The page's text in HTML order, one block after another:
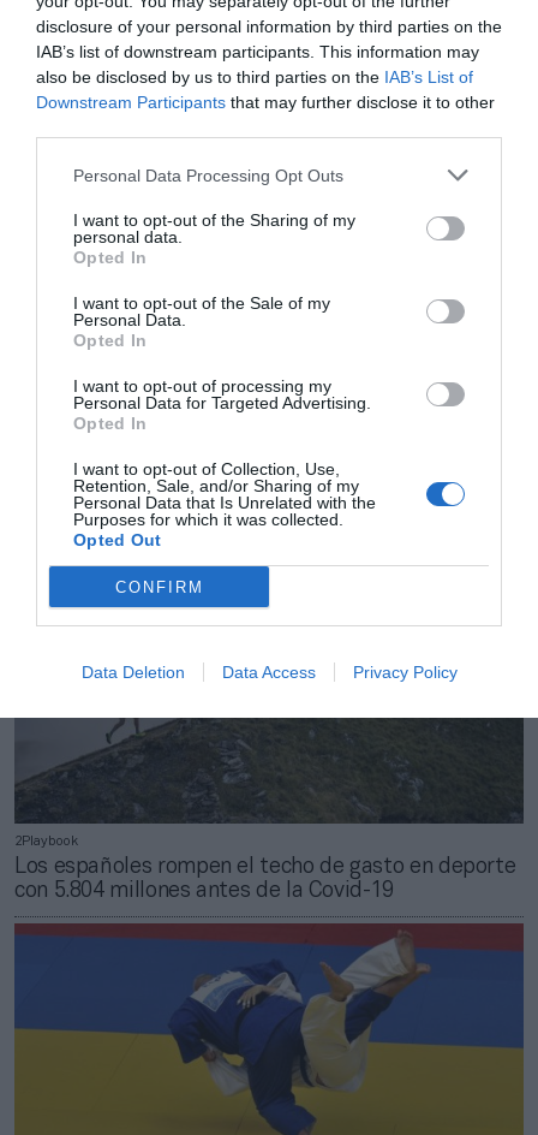
disclosure of your personal information by third parties on the
IAB’s list of downstream participants. This information may
also be disclosed by us to third parties on the IAB’s List of
Downstream Participants that may further disclose it to other
Personal Data Processing Opt Outs
I want to opt-out of the Sharing of my
personal data.
Opted In
I want to opt-out of the Sale of my
Personal Data.
Opted In
I want to opt-out of processing my
Personal Data for Targeted Advertising.
Opted In
I want to opt-out of Collection, Use,
Retention, Sale, and/or Sharing of my
Personal Data that Is Unrelated with the
Purposes for which it was collected.
Opted Out
CONFIRM
Data Deletion Data Access Privacy Policy
Publicidad
2Playbook
de negocio, 37.231 empresas y 195.133 empleados
2Playbook
Los españoles rompen el techo de gasto en deporte
con 5.804 millones antes de la Covid-19